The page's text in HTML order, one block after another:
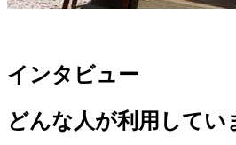
インタビュー
どんな人が利用してい